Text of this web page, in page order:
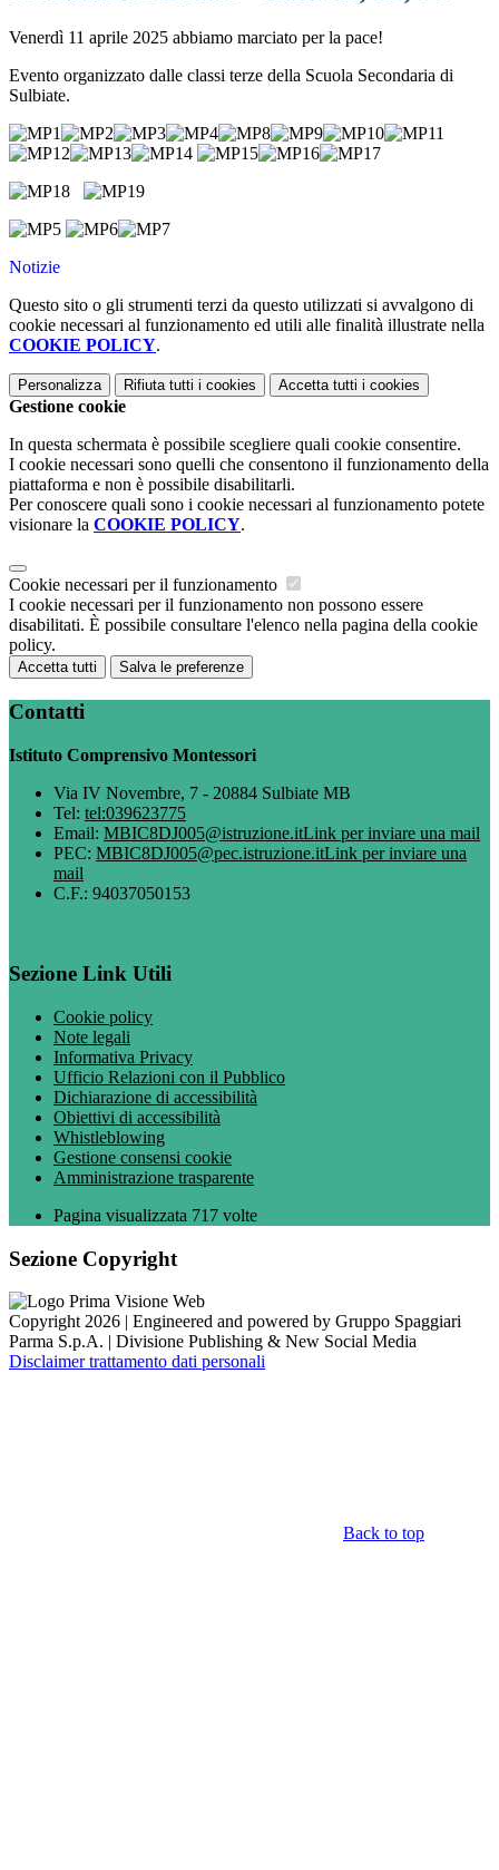
Venerdì 11 aprile 2025 abbiamo marciato per la pace!
Evento organizzato dalle classi terze della Scuola Secondaria di
Sulbiate.
Notizie
Questo sito o gli strumenti terzi da questo utilizzati si avvalgono di
cookie necessari al funzionamento ed utili alle finalità illustrate nella
COOKIE POLICY.
Personalizza Rifiuta tutti i cookies Accetta tutti i cookies
Gestione cookie
In questa schermata è possibile scegliere quali cookie consentire.
I cookie necessari sono quelli che consentono il funzionamento della
piattaforma e non è possibile disabilitarli.
Per conoscere quali sono i cookie necessari al funzionamento potete
visionare la COOKIE POLICY.
Cookie necessari per il funzionamento
I cookie necessari per il funzionamento non possono essere
disabilitati. È possibile consultare l'elenco nella pagina della cookie
policy.
Accetta tutti Salva le preferenze
Contatti
Istituto Comprensivo Montessori
Via IV Novembre, 7 - 20884 Sulbiate MB
Tel: tel:039623775
Email: MBIC8DJ005@istruzione.itLink per inviare una mail
PEC: MBIC8DJ005@pec.istruzione.itLink per inviare una
mail
C.F.: 94037050153
Sezione Link Utili
Cookie policy
Note legali
Informativa Privacy
Ufficio Relazioni con il Pubblico
Dichiarazione di accessibilità
Obiettivi di accessibilità
Whistleblowing
Gestione consensi cookie
Amministrazione trasparente
Pagina visualizzata 717 volte
Sezione Copyright
Copyright 2026 | Engineered and powered by Gruppo Spaggiari
Parma S.p.A. | Divisione Publishing & New Social Media
Disclaimer trattamento dati personali
Back to top